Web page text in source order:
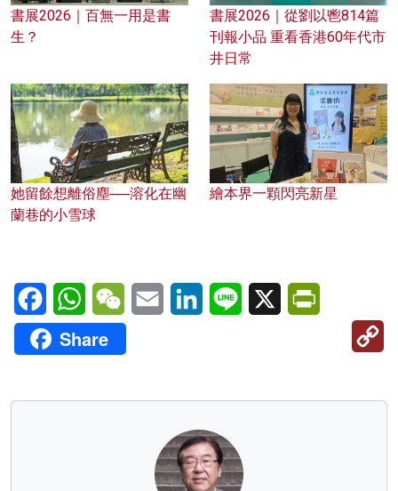
書展2026｜百無一用是書
生？
書展2026｜從劉以鬯814篇
刊報小品 重看香港60年代市
井日常
她留餘想離俗塵──溶化在幽
蘭巷的小雪球
繪本界一顆閃亮新星
FacebookWhatsAppWeChatEmail LinkedInLine X
Share